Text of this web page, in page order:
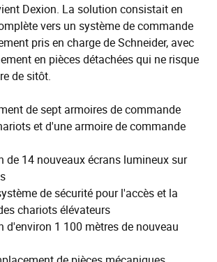
Dexion. La solution consistait en
vers un système de commande
pris en charge de Schneider, avec
en pièces détachées qui ne risque
de sitôt.
de sept armoires de commande
et d'une armoire de commande
de 14 nouveaux écrans lumineux sur
de sécurité pour l'accès et la
chariots élévateurs
d'environ 1 100 mètres de nouveau